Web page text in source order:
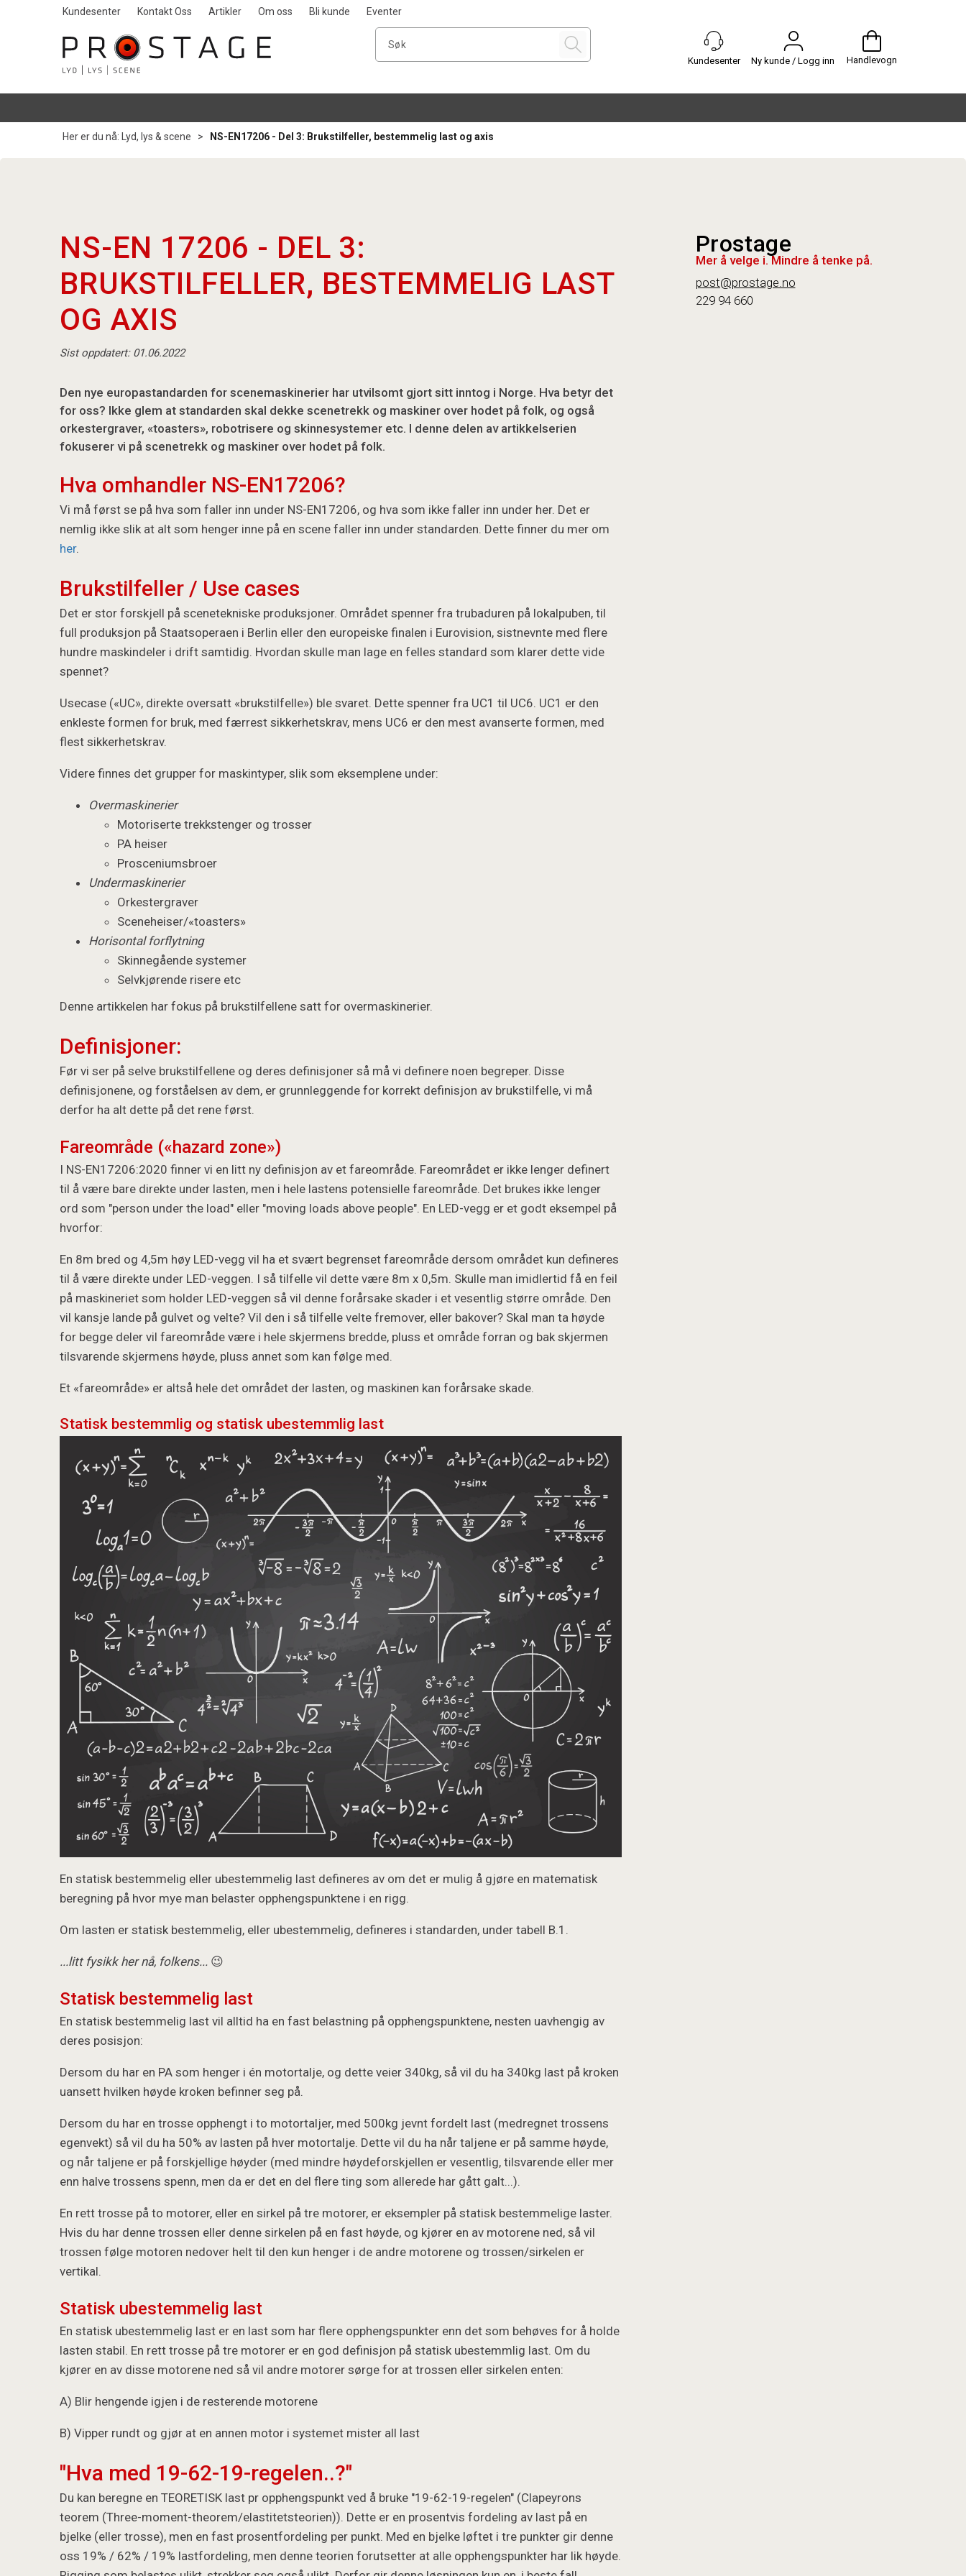
Kundesenter Kontakt Oss Artikler Om oss Bli kunde Eventer
Ny kunde / Logg inn Handlevogn
Her er du nå: Lyd, lys & scene > NS-EN17206 - Del 3: Brukstilfeller, bestemmelig last og axis
NS-EN 17206 - DEL 3:
BRUKSTILFELLER, BESTEMMELIG LAST
OG AXIS
Sist oppdatert: 01.06.2022
Den nye europastandarden for scenemaskinerier har utvilsomt gjort sitt inntog i Norge. Hva betyr det
for oss? Ikke glem at standarden skal dekke scenetrekk og maskiner over hodet på folk, og også
orkestergraver, «toasters», robotrisere og skinnesystemer etc. I denne delen av artikkelserien
fokuserer vi på scenetrekk og maskiner over hodet på folk.
Hva omhandler NS-EN17206?
Vi må først se på hva som faller inn under NS-EN17206, og hva som ikke faller inn under her. Det er
nemlig ikke slik at alt som henger inne på en scene faller inn under standarden. Dette finner du mer om
her.
Brukstilfeller / Use cases
Det er stor forskjell på scenetekniske produksjoner. Området spenner fra trubaduren på lokalpuben, til
full produksjon på Staatsoperaen i Berlin eller den europeiske finalen i Eurovision, sistnevnte med flere
hundre maskindeler i drift samtidig. Hvordan skulle man lage en felles standard som klarer dette vide
spennet?
Usecase («UC», direkte oversatt «brukstilfelle») ble svaret. Dette spenner fra UC1 til UC6. UC1 er den
enkleste formen for bruk, med færrest sikkerhetskrav, mens UC6 er den mest avanserte formen, med
flest sikkerhetskrav.
Videre finnes det grupper for maskintyper, slik som eksemplene under:
Overmaskinerier
Motoriserte trekkstenger og trosser
PA heiser
Prosceniumsbroer
Undermaskinerier
Orkestergraver
Sceneheiser/«toasters»
Horisontal forflytning
Skinnegående systemer
Selvkjørende risere etc
Denne artikkelen har fokus på brukstilfellene satt for overmaskinerier.
Definisjoner:
Før vi ser på selve brukstilfellene og deres definisjoner så må vi definere noen begreper. Disse
definisjonene, og forståelsen av dem, er grunnleggende for korrekt definisjon av brukstilfelle, vi må
derfor ha alt dette på det rene først.
Fareområde («hazard zone»)
I NS-EN17206:2020 finner vi en litt ny definisjon av et fareområde. Fareområdet er ikke lenger definert
til å være bare direkte under lasten, men i hele lastens potensielle fareområde. Det brukes ikke lenger
ord som "person under the load" eller "moving loads above people". En LED-vegg er et godt eksempel på
hvorfor:
En 8m bred og 4,5m høy LED-vegg vil ha et svært begrenset fareområde dersom området kun defineres
til å være direkte under LED-veggen. I så tilfelle vil dette være 8m x 0,5m. Skulle man imidlertid få en feil
på maskineriet som holder LED-veggen så vil denne forårsake skader i et vesentlig større område. Den
vil kansje lande på gulvet og velte? Vil den i så tilfelle velte fremover, eller bakover? Skal man ta høyde
for begge deler vil fareområde være i hele skjermens bredde, pluss et område forran og bak skjermen
tilsvarende skjermens høyde, pluss annet som kan følge med.
Et «fareområde» er altså hele det området der lasten, og maskinen kan forårsake skade.
Statisk bestemmlig og statisk ubestemmlig last
En statisk bestemmelig eller ubestemmelig last defineres av om det er mulig å gjøre en matematisk
beregning på hvor mye man belaster opphengspunktene i en rigg.
Om lasten er statisk bestemmelig, eller ubestemmelig, defineres i standarden, under tabell B.1.
...litt fysikk her nå, folkens... 😉
Statisk bestemmelig last
En statisk bestemmelig last vil alltid ha en fast belastning på opphengspunktene, nesten uavhengig av
deres posisjon:
Dersom du har en PA som henger i én motortalje, og dette veier 340kg, så vil du ha 340kg last på kroken
uansett hvilken høyde kroken befinner seg på.
Dersom du har en trosse opphengt i to motortaljer, med 500kg jevnt fordelt last (medregnet trossens
egenvekt) så vil du ha 50% av lasten på hver motortalje. Dette vil du ha når taljene er på samme høyde,
og når taljene er på forskjellige høyder (med mindre høydeforskjellen er vesentlig, tilsvarende eller mer
enn halve trossens spenn, men da er det en del flere ting som allerede har gått galt...).
En rett trosse på to motorer, eller en sirkel på tre motorer, er eksempler på statisk bestemmelige laster.
Hvis du har denne trossen eller denne sirkelen på en fast høyde, og kjører en av motorene ned, så vil
trossen følge motoren nedover helt til den kun henger i de andre motorene og trossen/sirkelen er
vertikal.
Statisk ubestemmelig last
En statisk ubestemmelig last er en last som har flere opphengspunkter enn det som behøves for å holde
lasten stabil. En rett trosse på tre motorer er en god definisjon på statisk ubestemmlig last. Om du
kjører en av disse motorene ned så vil andre motorer sørge for at trossen eller sirkelen enten:
A) Blir hengende igjen i de resterende motorene
B) Vipper rundt og gjør at en annen motor i systemet mister all last
"Hva med 19-62-19-regelen..?"
Du kan beregne en TEORETISK last pr opphengspunkt ved å bruke "19-62-19-regelen" (Clapeyrons
teorem (Three-moment-theorem/elastitetsteorien)). Dette er en prosentvis fordeling av last på en
bjelke (eller trosse), men en fast prosentfordeling per punkt. Med en bjelke løftet i tre punkter gir denne
oss 19% / 62% / 19% lastfordeling, men denne teorien forutsetter at alle opphengspunkter har lik høyde.
Prostage
Mer å velge i. Mindre å tenke på.
post@prostage.no
229 94 660